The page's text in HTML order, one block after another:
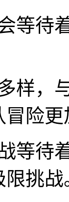
等待
样，
险
等待
限挑战